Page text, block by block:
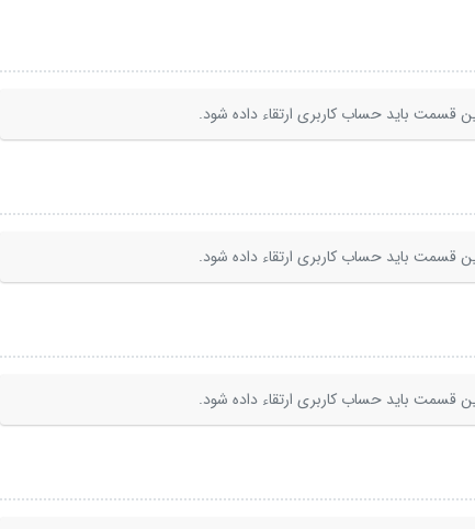
قسمت باید حساب کاربری ارتقاء داده شود.
قسمت باید حساب کاربری ارتقاء داده شود.
قسمت باید حساب کاربری ارتقاء داده شود.